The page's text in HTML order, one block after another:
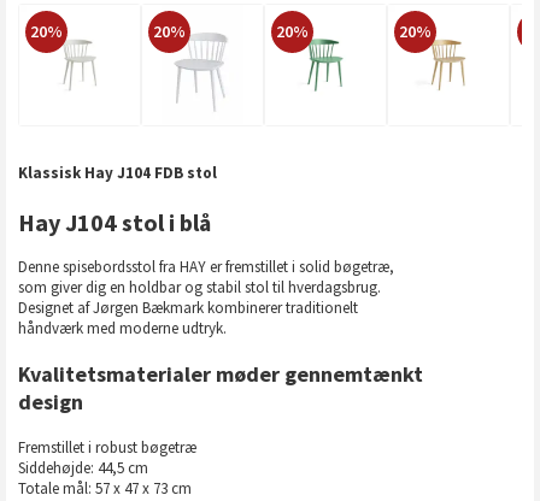
20% 20% 20% 20%
Klassisk Hay J104 FDB stol
Hay J104 stol i blå
Denne spisebordsstol fra HAY er fremstillet i solid bøgetræ,
som giver dig en holdbar og stabil stol til hverdagsbrug.
Designet af Jørgen Bækmark kombinerer traditionelt
håndværk med moderne udtryk.
Kvalitetsmaterialer møder gennemtænkt
design
Fremstillet i robust bøgetræ
Siddehøjde: 44,5 cm
Totale mål: 57 x 47 x 73 cm